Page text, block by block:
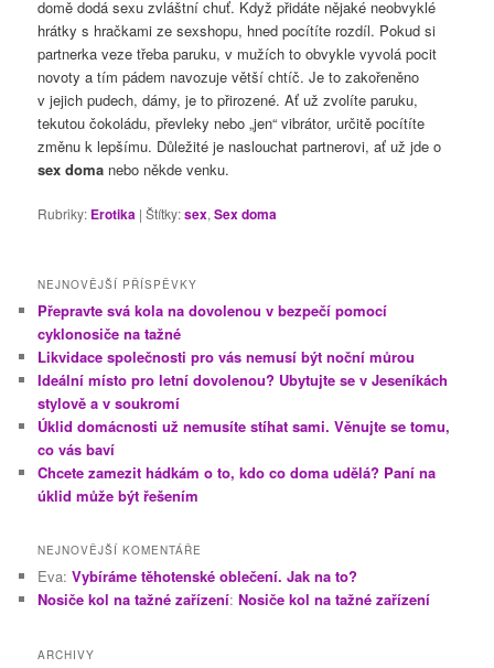
domě dodá sexu zvláštní chuť. Když přidáte nějaké neobvyklé
hrátky s hračkami ze sexshopu, hned pocítíte rozdíl. Pokud si
partnerka veze třeba paruku, v mužích to obvykle vyvolá pocit
novoty a tím pádem navozuje větší chtíč. Je to zakořeněno
v jejich pudech, dámy, je to přirozené. Ať už zvolíte paruku,
tekutou čokoládu, převleky nebo „jen“ vibrátor, určitě pocítíte
změnu k lepšímu. Důležité je naslouchat partnerovi, ať už jde o
sex doma nebo někde venku.
Rubriky: Erotika |Štítky:sex,Sex doma
NEJNOVĚJŠÍ PŘÍSPĚVKY
Přepravte svá kola na dovolenou v bezpečí pomocí
cyklonosiče na tažné
Likvidace společnosti pro vás nemusí být noční můrou
Ideální místo pro letní dovolenou? Ubytujte se v Jeseníkách
stylově a v soukromí
Úklid domácnosti už nemusíte stíhat sami. Věnujte se tomu,
co vás baví
Chcete zamezit hádkám o to, kdo co doma udělá? Paní na
úklid může být řešením
NEJNOVĚJŠÍ KOMENTÁŘE
Eva:Vybíráme těhotenské oblečení. Jak na to?
Nosiče kol na tažné zařízení:Nosiče kol na tažné zařízení
ARCHIVY